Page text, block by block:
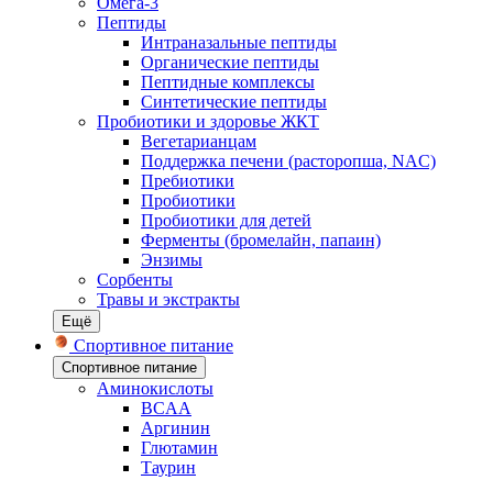
Пептиды
Интраназальные пептиды
Органические пептиды
Пептидные комплексы
Синтетические пептиды
Пробиотики и здоровье ЖКТ
Вегетарианцам
Поддержка печени (расторопша, NAC)
Пребиотики
Пробиотики
Пробиотики для детей
Ферменты (бромелайн, папаин)
Энзимы
Сорбенты
Травы и экстракты
Ещё
Спортивное питание
Спортивное питание
Аминокислоты
BCAA
Аргинин
Глютамин
Таурин